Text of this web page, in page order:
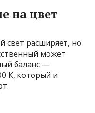
на цвет
свет расширяет, но
может
баланс —
К, который и